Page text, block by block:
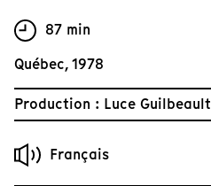
87 min
Québec, 1978
Production : Luce Guilbeault
Français